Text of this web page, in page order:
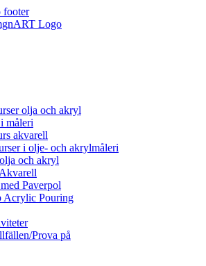
footer
olja och akryl
måleri
akvarell
i olje- och akrylmåleri
och akryl
Paverpol
Acrylic Pouring
Prova på